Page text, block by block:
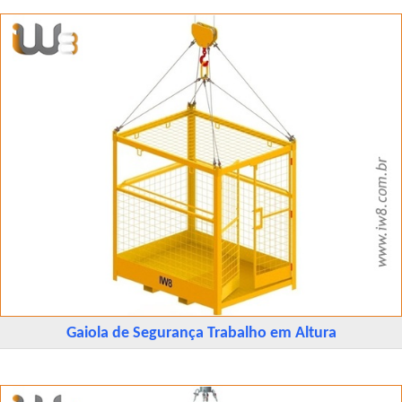
Gaiola de Segurança Trabalho em Altura